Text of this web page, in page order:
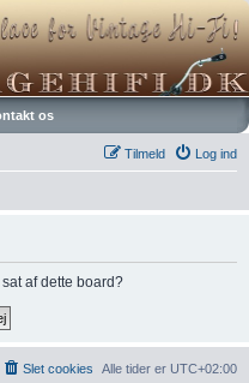
os
Log ind
Tilmeld
af dette board?
Alle tider er UTC+02:00
Slet cookies